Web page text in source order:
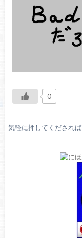
0
気軽に押してくだされ